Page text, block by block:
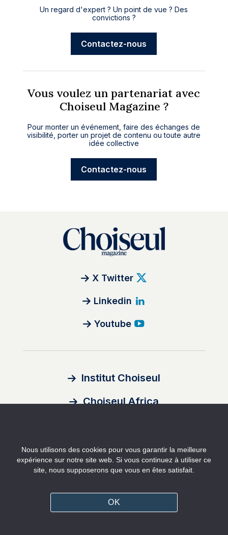
Un regard d'expert ? Un point de vue ? Des
convictions ?
Contactez-nous
Vous voulez un partenariat avec
Choiseul Magazine ?
Pour monter un événement, faire des échanges de
visibilité, porter un projet de contenu ou toute autre
idée collective
Contactez-nous
X Twitter
Linkedin
Youtube
Institut Choiseul
Choiseul Africa
Auteurs
Mentions légales
Nous utilisons des cookies pour vous garantir la meilleure
expérience sur notre site web. Si vous continuez à utiliser ce
site, nous supposerons que vous en êtes satisfait.
OK